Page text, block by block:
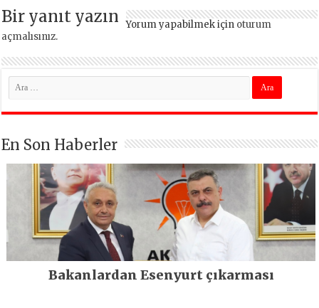
Bir yanıt yazın Yorum yapabilmek için oturum
açmalısınız.
En Son Haberler
Bakanlardan Esenyurt çıkarması